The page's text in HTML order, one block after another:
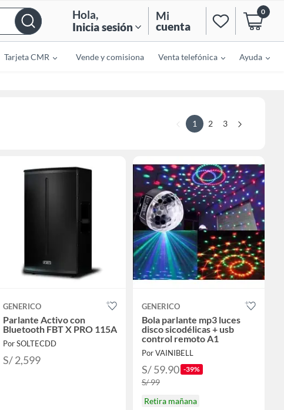
Hola,
Inicia sesión
Mi
cuenta
0
Tarjeta CMR Vende y comisiona Venta telefónica Ayuda
1 2 3
GENERICO
Parlante Activo con
Bluetooth FBT X PRO 115A
Por SOLTECDD
S/ 2,599
GENERICO
Bola parlante mp3 luces
disco sicodélicas + usb
control remoto A1
Por VAINIBELL
S/ 59.90 -39%
S/ 99
Retira mañana